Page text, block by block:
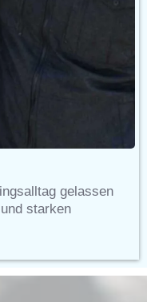
gelassen
starken